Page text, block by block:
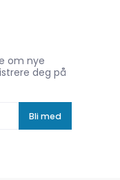
om nye
deg på
Bli med